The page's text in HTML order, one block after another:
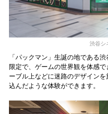
渋谷シ
「パックマン」生誕の地である
限定で、ゲームの世界観を体感
ーブル上などに迷路のデザイン
込んだような体験ができます。